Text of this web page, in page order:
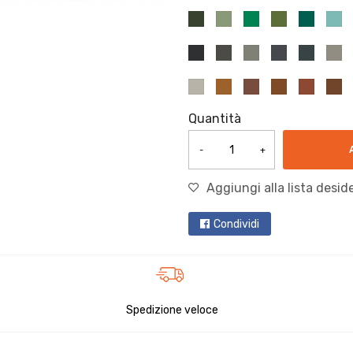
Quantità
- +
Aggiungi alla lista
Condividi
Spedizione veloce